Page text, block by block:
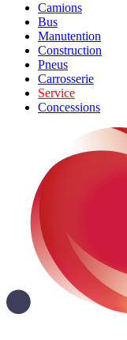
Camions
Bus
Manutention
Construction
Pneus
Carrosserie
Service
Concessions